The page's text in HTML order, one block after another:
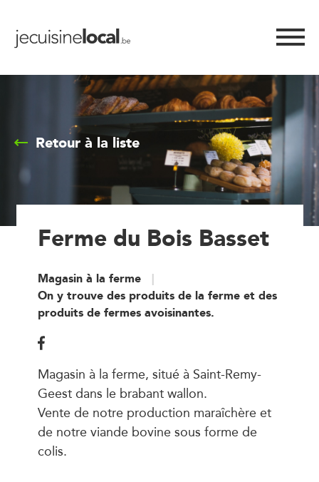
Retour à la liste
Ferme du Bois Basset
Magasin à la ferme
On y trouve des produits de la ferme et des
produits de fermes avoisinantes.
Magasin à la ferme, situé à Saint-Remy-
Geest dans le brabant wallon.
Vente de notre production maraîchère et
de notre viande bovine sous forme de
colis.